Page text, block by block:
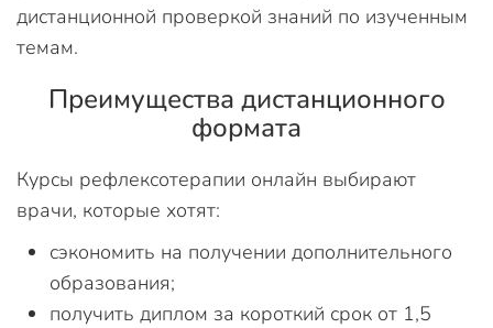
дистанционной проверкой знаний по изученным
темам.
Преимущества дистанционного
формата
Курсы рефлексотерапии онлайн выбирают
врачи, которые хотят:
сэкономить на получении дополнительного
образования;
получить диплом за короткий срок от 1,5